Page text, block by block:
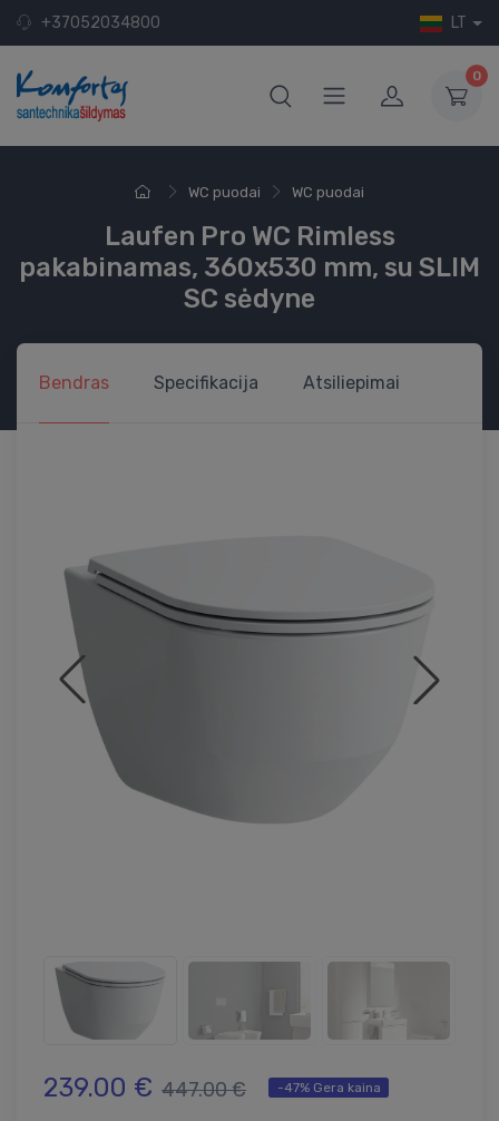
+37052034800 LT
0
WC puodai WC puodai
Laufen Pro WC Rimless
pakabinamas, 360x530 mm, su SLIM
SC sėdyne
Bendras Specifikacija Atsiliepimai
239.00 € 447.00 € -47% Gera kaina